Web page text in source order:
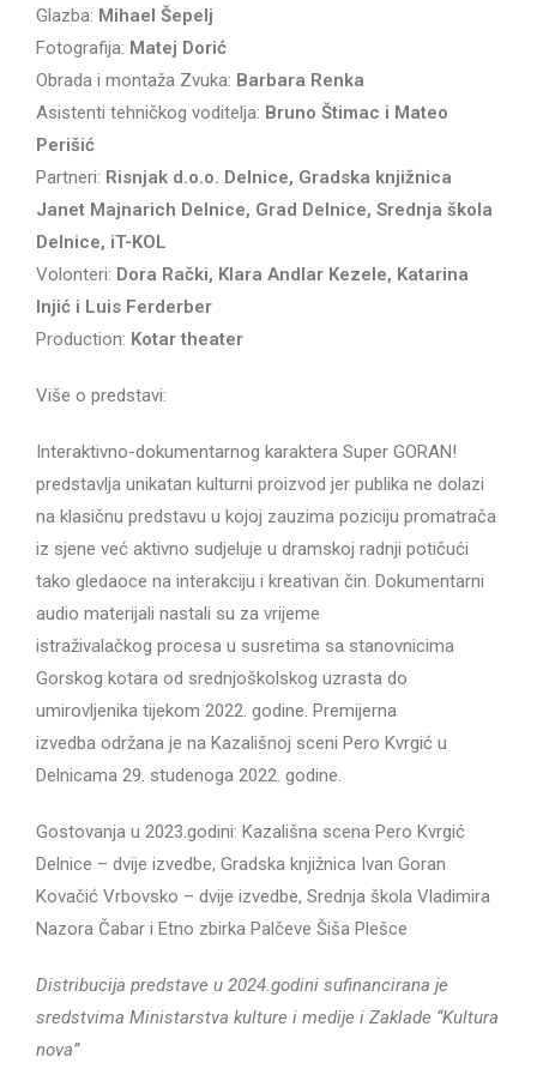
Glazba: Mihael Šepelj
Fotografija: Matej Dorić
Obrada i montaža Zvuka: Barbara Renka
Asistenti tehničkog voditelja: Bruno Štimac i Mateo
Perišić
Partneri: Risnjak d.o.o. Delnice, Gradska knjižnica
Janet Majnarich Delnice, Grad Delnice, Srednja škola
Delnice, iT-KOL
Volonteri: Dora Rački, Klara Andlar Kezele, Katarina
Injić i Luis Ferderber
Production: Kotar theater
Više o predstavi:
Interaktivno-dokumentarnog karaktera Super GORAN!
predstavlja unikatan kulturni proizvod jer publika ne dolazi
na klasičnu predstavu u kojoj zauzima poziciju promatrača
iz sjene već aktivno sudjeluje u dramskoj radnji potičući
tako gledaoce na interakciju i kreativan čin. Dokumentarni
audio materijali nastali su za vrijeme
istraživalačkog procesa u susretima sa stanovnicima
Gorskog kotara od srednjoškolskog uzrasta do
umirovljenika tijekom 2022. godine. Premijerna
izvedba održana je na Kazališnoj sceni Pero Kvrgić u
Delnicama 29. studenoga 2022. godine.
Gostovanja u 2023.godini: Kazališna scena Pero Kvrgić
Delnice – dvije izvedbe, Gradska knjižnica Ivan Goran
Kovačić Vrbovsko – dvije izvedbe, Srednja škola Vladimira
Nazora Čabar i Etno zbirka Palčeve Šiša Plešce
Distribucija predstave u 2024.godini sufinancirana je
sredstvima Ministarstva kulture i medije i Zaklade “Kultura
nova”